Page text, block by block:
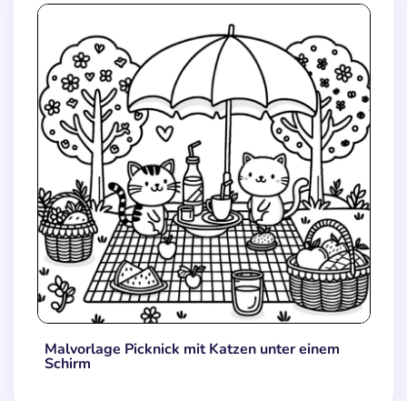
Malvorlage Picknick mit Katzen unter einem
Schirm